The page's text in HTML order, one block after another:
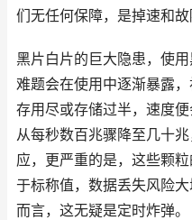
们无任何保障，是掉速和故
黑片白片的巨大隐患，使用
难题会在使用中逐渐暴露
存用尽或存储过半，速度
从每秒数百兆骤降至几十
应，更严重的是，这些颗
于标称值，数据丢失风险
而言，这无疑是定时炸弹。